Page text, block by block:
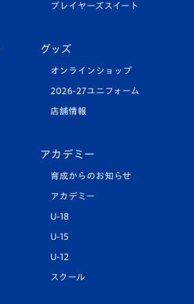
プレイヤーズスイート
グッズ
オンラインショップ
2026-27ユニフォーム
店舗情報
アカデミー
育成からのお知らせ
アカデミー
U-18
U-15
U-12
スクール